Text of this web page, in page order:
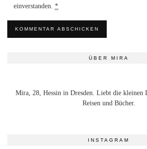
einverstanden. *
ÜBER MIRA
Mira, 28, Hessin in Dresden. Liebt die kleinen
Reisen und Bücher.
INSTAGRAM